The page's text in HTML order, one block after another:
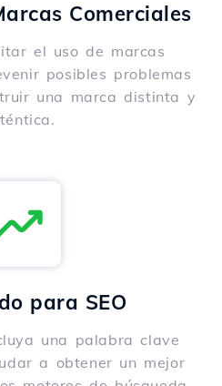
Comerciales
el uso de marcas
posibles problemas
una marca distinta y
para SEO
una palabra clave
a obtener un mejor